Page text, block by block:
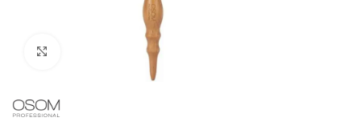
Spustelėkite norėdami padidinti